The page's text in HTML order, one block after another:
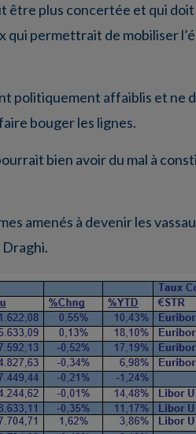
plus concertée et qui doit
qui permettrait de mobiliser
politiquement affaiblis et ne
bouger les lignes.
bien avoir du mal à
amenés à devenir les